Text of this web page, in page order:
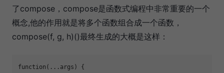
了compose，compose是函数式编程中非常重要的一个
概念,他的作用就是将多个函数组合成一个函数，
compose(f, g, h)()最终生成的大概是这样：
function ( ...args ) {